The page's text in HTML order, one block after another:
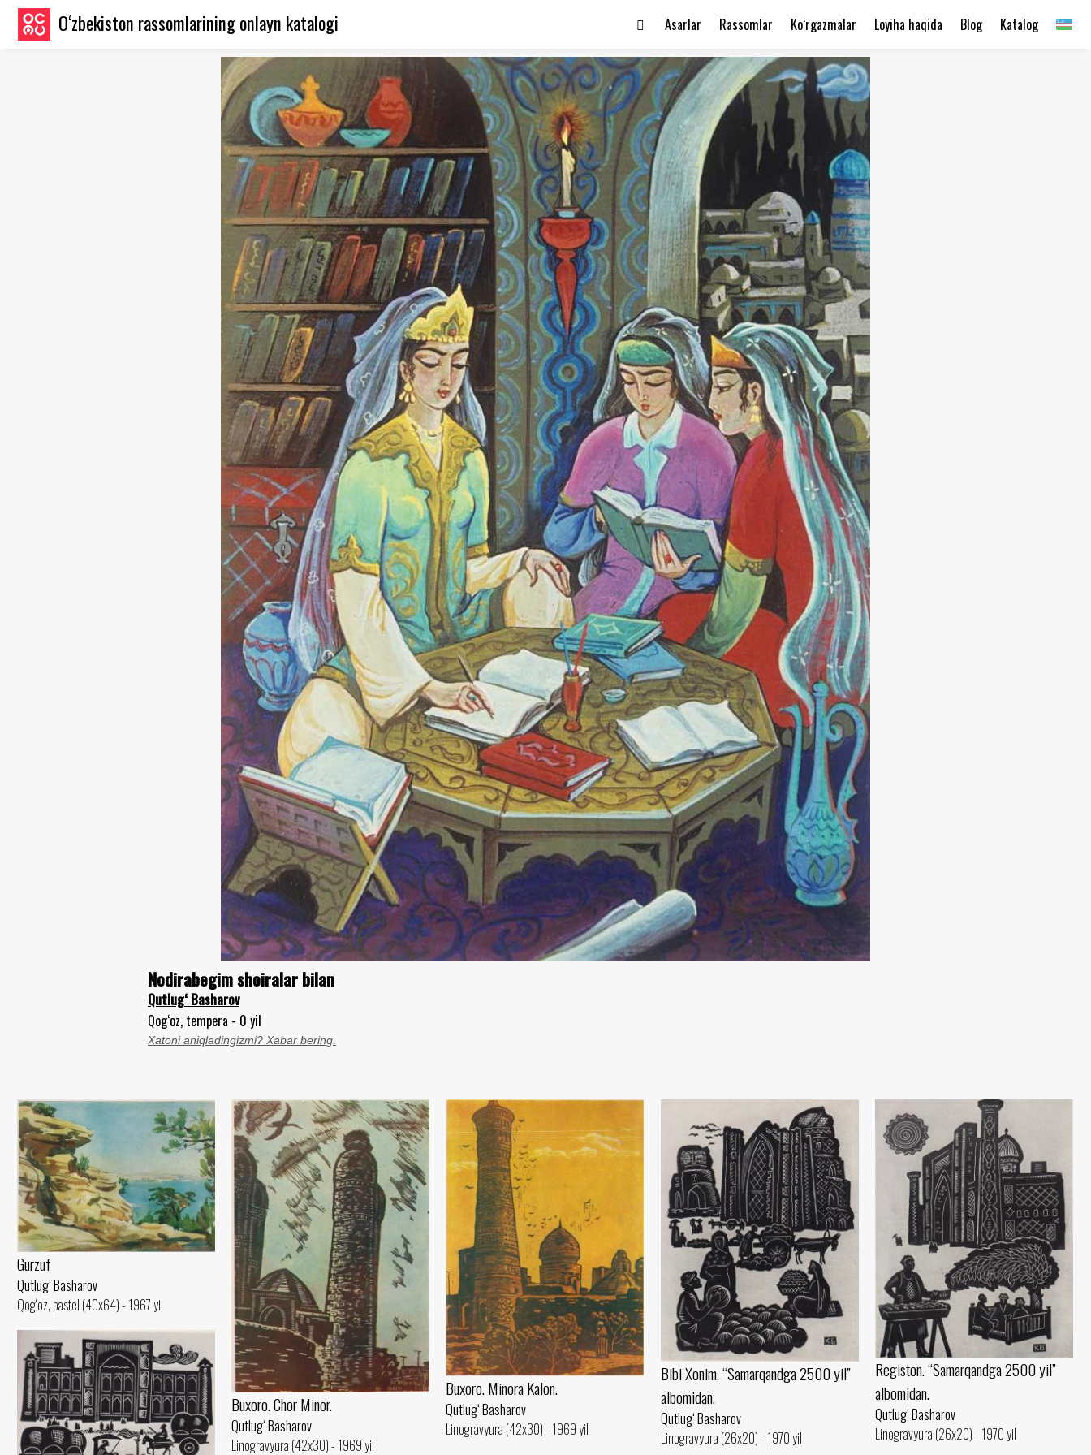
O‘zbekiston rassomlarining onlayn katalogi Katalog
Blog
Loyiha haqida
Ko‘rgazmalar
Rassomlar
Asarlar
Nodirabegim shoiralar bilan
Qutlug‘ Basharov
Qog‘oz, tempera - 0 yil
Xatoni aniqladingizmi? Xabar bering.
Gurzuf
Qutlug‘ Basharov
Qog‘oz, pastel (40x64) - 1967 yil
Buxoro. Chor Minor.
Qutlug‘ Basharov
Linogravyura (42x30) - 1969 yil
Buxoro. Minora Kalon.
Qutlug‘ Basharov
Linogravyura (42x30) - 1969 yil
Bibi Xonim. “Samarqandga 2500 yil”
albomidan.
Qutlug‘ Basharov
Linogravyura (26x20) - 1970 yil
Registon. “Samarqandga 2500 yil”
albomidan.
Qutlug‘ Basharov
Linogravyura (26x20) - 1970 yil